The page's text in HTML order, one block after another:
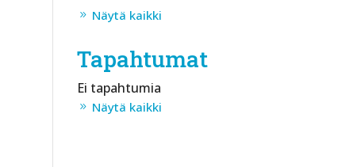
Näytä kaikki
Tapahtumat
Ei tapahtumia
Näytä kaikki